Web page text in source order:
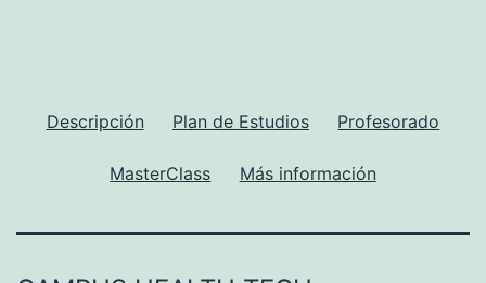
Descripción Plan de Estudios Profesorado
MasterClass Más información